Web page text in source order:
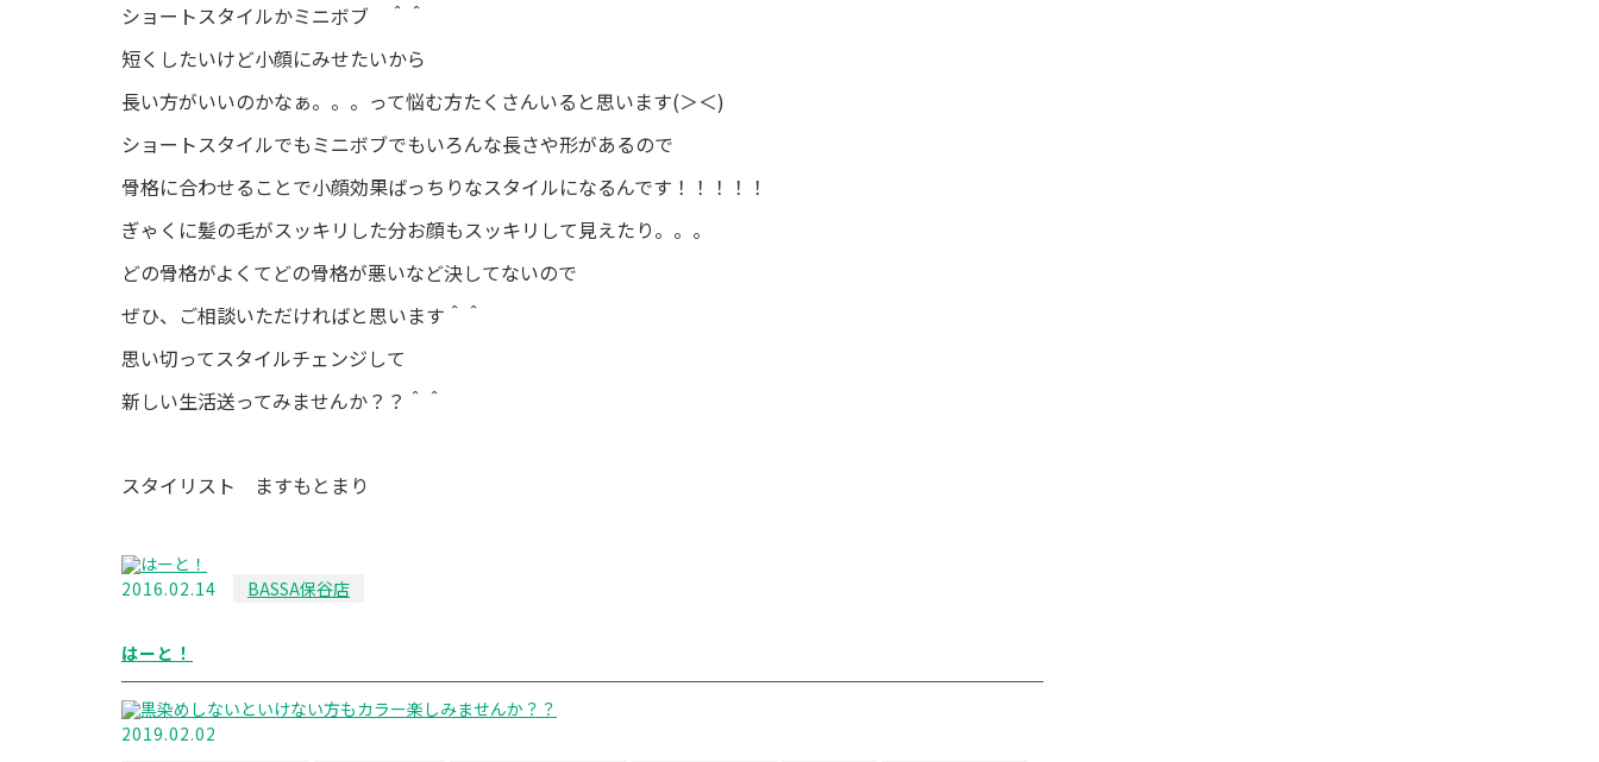
ショートスタイルかミニボブ ＾＾
短くしたいけど小顔にみせたいから
長い方がいいのかなぁ。。。って悩む方たくさんいると思います(＞＜)
ショートスタイルでもミニボブでもいろんな長さや形があるので
骨格に合わせることで小顔効果ばっちりなスタイルになるんです！！！！！
ぎゃくに髪の毛がスッキリした分お顔もスッキリして見えたり。。。
どの骨格がよくてどの骨格が悪いなど決してないので
ぜひ、ご相談いただければと思います＾＾
思い切ってスタイルチェンジして
新しい生活送ってみませんか？？＾＾
スタイリスト ますもとまり
2016.02.14 BASSA保谷店
はーと！
2019.02.02